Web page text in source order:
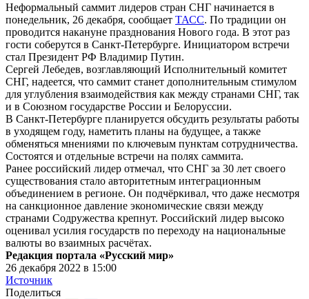
Неформальный саммит лидеров стран СНГ начинается в
понедельник, 26 декабря, сообщает ТАСС. По традиции он
проводится накануне празднования Нового года. В этот раз
гости соберутся в Санкт-Петербурге. Инициатором встречи
стал Президент РФ Владимир Путин.
Сергей Лебедев, возглавляющий Исполнительный комитет
СНГ, надеется, что саммит станет дополнительным стимулом
для углубления взаимодействия как между странами СНГ, так
и в Союзном государстве России и Белоруссии.
В Санкт-Петербурге планируется обсудить результаты работы
в уходящем году, наметить планы на будущее, а также
обменяться мнениями по ключевым пунктам сотрудничества.
Состоятся и отдельные встречи на полях саммита.
Ранее российский лидер отмечал, что СНГ за 30 лет своего
существования стало авторитетным интеграционным
объединением в регионе. Он подчёркивал, что даже несмотря
на санкционное давление экономические связи между
странами Содружества крепнут. Российский лидер высоко
оценивал усилия государств по переходу на национальные
валюты во взаимных расчётах.
Редакция портала «Русский мир»
26 декабря 2022 в 15:00
Источник
Поделиться